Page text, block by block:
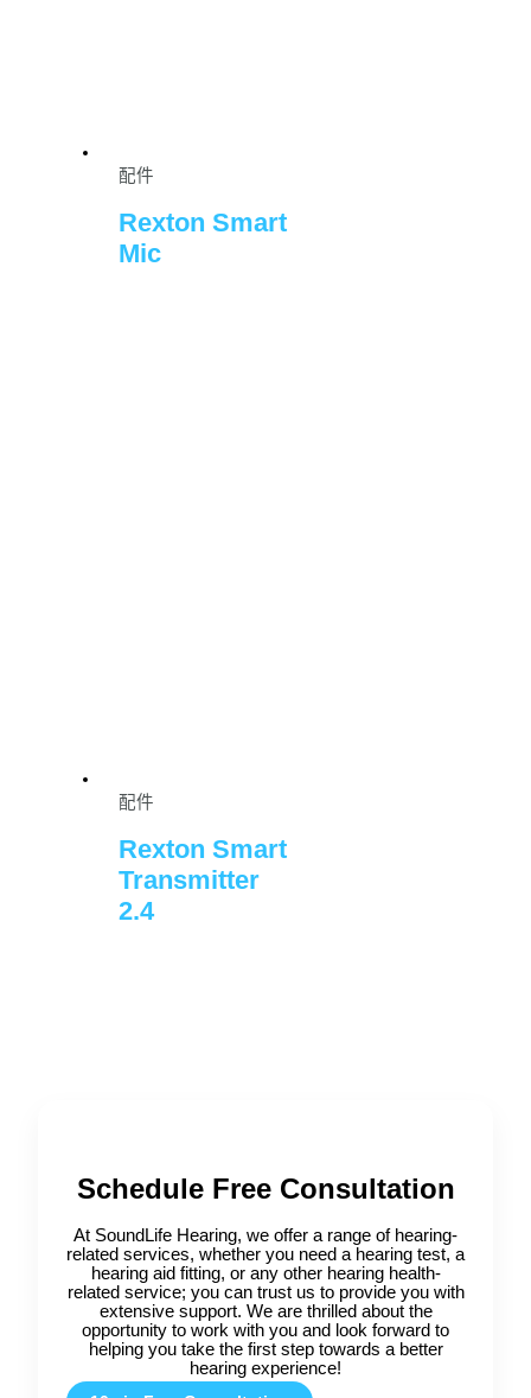
配件
Rexton Smart
Mic
配件
Rexton Smart
Transmitter
2.4
Schedule Free Consultation
At SoundLife Hearing, we offer a range of hearing-
related services, whether you need a hearing test, a
hearing aid fitting, or any other hearing health-
related service; you can trust us to provide you with
extensive support. We are thrilled about the
opportunity to work with you and look forward to
helping you take the first step towards a better
hearing experience!